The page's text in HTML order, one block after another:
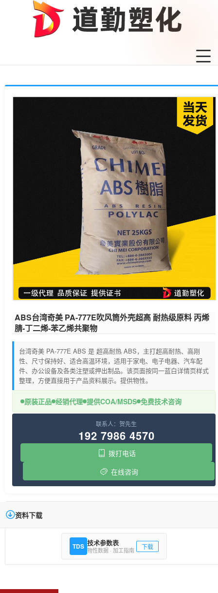
ABS台湾奇美 PA-777E吹风筒外壳超高 耐热级原料 丙烯
腈-丁二烯-苯乙烯共聚物
台湾奇美 PA-777E ABS 是 超高耐热 ABS，主打超高耐热、高刚
性、尺寸保持好、适合高温环境，适用于家电、电子电器、汽车配
件、办公设备及各类注塑或押出制品。该页面按同一蓝白详情页样式
整理，方便直接用于产品资料展示。提供物性。
原装正品 经销代理 提供COA/MSDS 免费技术咨询
联系人：贺先生
192 7986 4570
拨打电话
在线咨询
资料下载
TDS 技术参数表
物性数据 · 加工指南 下载